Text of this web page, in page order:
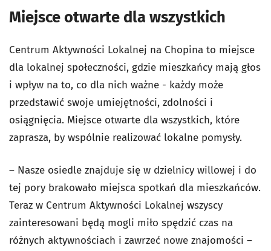
Miejsce otwarte dla wszystkich
Centrum Aktywności Lokalnej na Chopina to miejsce
dla lokalnej społeczności, gdzie mieszkańcy mają głos
i wpływ na to, co dla nich ważne - każdy może
przedstawić swoje umiejętności, zdolności i
osiągnięcia. Miejsce otwarte dla wszystkich, które
zaprasza, by wspólnie realizować lokalne pomysły.
– Nasze osiedle znajduje się w dzielnicy willowej i do
tej pory brakowało miejsca spotkań dla mieszkańców.
Teraz w Centrum Aktywności Lokalnej wszyscy
zainteresowani będą mogli miło spędzić czas na
różnych aktywnościach i zawrzeć nowe znajomości –